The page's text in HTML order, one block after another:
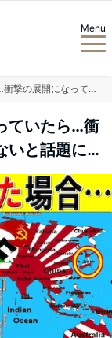
Menu
もし日本が第二次世界大戦で勝っていたら…衝撃の展開になっていたかもしれないと話題に…
ていたら…衝
いと話題に…